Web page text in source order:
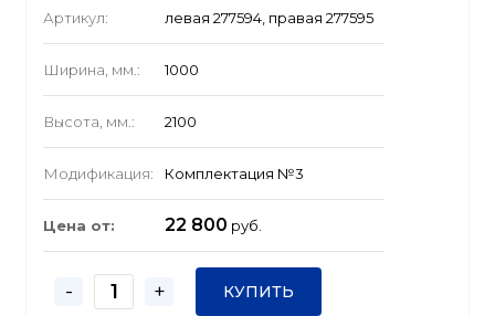
Артикул: левая 277594, правая 277595
Ширина, мм.: 1000
Высота, мм.: 2100
Модификация: Комплектация №3
Цена от: 22 800 руб.
- + КУПИТЬ